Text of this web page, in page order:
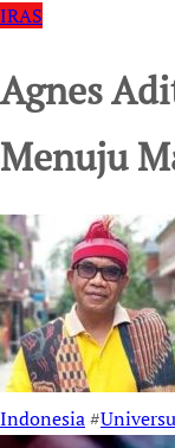
IRAS
Agnes
Menuju
Indonesia#